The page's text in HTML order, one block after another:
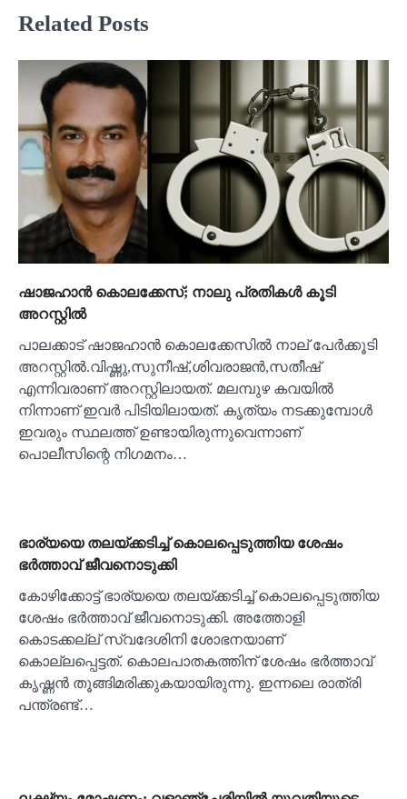
Related Posts
ഷാജഹാൻ കൊലക്കേസ്; നാലു പ്രതികള്‍ കൂടി
അറസ്റ്റിൽ
പാലക്കാട് ഷാജഹാൻ കൊലക്കേസിൽ നാല് പേര്‍ക്കൂടി
അറസ്റ്റിൽ.വിഷ്ണു,സുനീഷ്,ശിവരാജൻ,സതീഷ്
എന്നിവരാണ് അറസ്റ്റിലായത്. മലമ്പുഴ കവയിൽ
നിന്നാണ് ഇവര്‍ പിടിയിലായത്. കൃത്യം നടക്കുമ്പോൾ
ഇവരും സ്ഥലത്ത് ഉണ്ടായിരുന്നുവെന്നാണ്
പൊലീസിന്റെ നിഗമനം…
ഭാര്യയെ തലയ്ക്കടിച്ച് കൊലപ്പെടുത്തിയ ശേഷം
ഭര്‍ത്താവ് ജീവനൊടുക്കി
കോഴിക്കോട്ട് ഭാര്യയെ തലയ്ക്കടിച്ച് കൊലപ്പെടുത്തിയ
ശേഷം ഭര്‍ത്താവ് ജീവനൊടുക്കി. അത്തോളി
കൊടക്കല്ല് സ്വദേശിനി ശോഭനയാണ്
കൊല്ലപ്പെട്ടത്. കൊലപാതകത്തിന് ശേഷം ഭര്‍ത്താവ്
കൃഷ്ണന്‍ തൂങ്ങിമരിക്കുകയായിരുന്നു. ഇന്നലെ രാത്രി
പന്ത്രണ്ട്…